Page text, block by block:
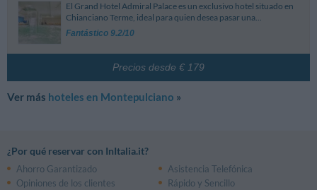
El Grand Hotel Admiral Palace es un exclusivo hotel situado en
Chianciano Terme, ideal para quien desea pasar una...
Fantástico 9.2/10
Precios desde € 179
Ver más hoteles en Montepulciano »
¿Por qué reservar con InItalia.it?
Ahorro Garantizado
Asistencia Telefónica
Opiniones de los clientes
Rápido y Sencillo